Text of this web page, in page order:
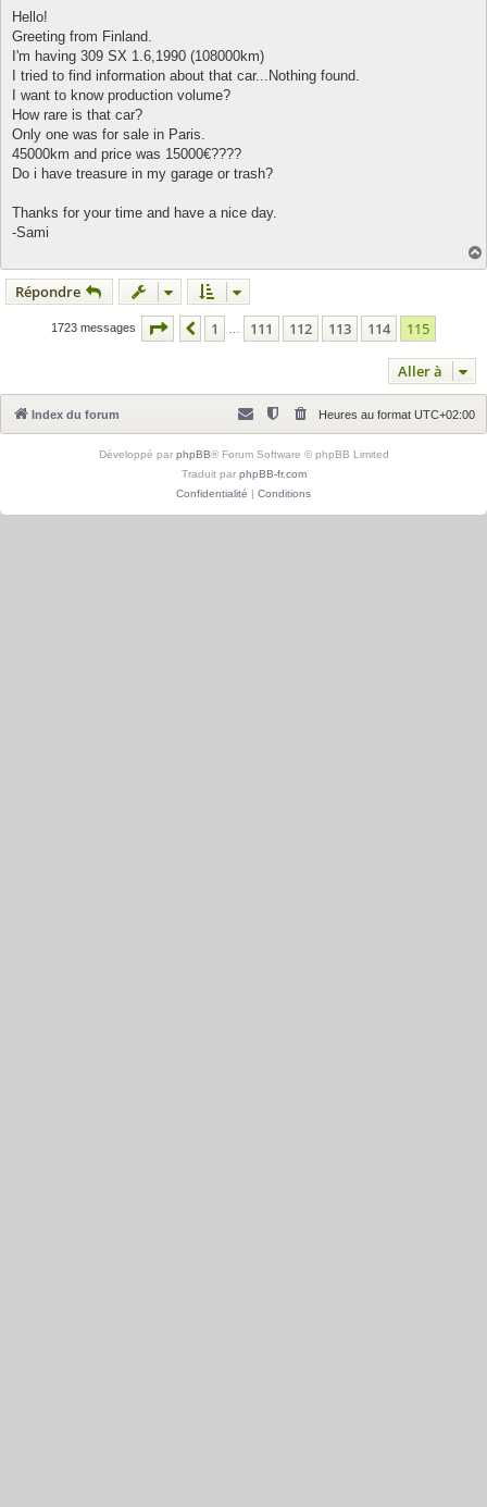
s
a
g
Hello!
Greeting from Finland.
I'm having 309 SX 1.6,1990 (108000km)
I tried to find information about that car...Nothing found.
I want to know production volume?
How rare is that car?
Only one was for sale in Paris.
45000km and price was 15000€????
Do i have treasure in my garage or trash?
Thanks for your time and have a nice day.
-Sami
Répondre
1723 messages Page 115 sur115
Précédente
1 111 112 113 114 115
Aller à
Index du forum Heures au format UTC+02:00
Développé par phpBB® Forum Software © phpBB Limited
Traduit par phpBB-fr.com
Confidentialité | Conditions